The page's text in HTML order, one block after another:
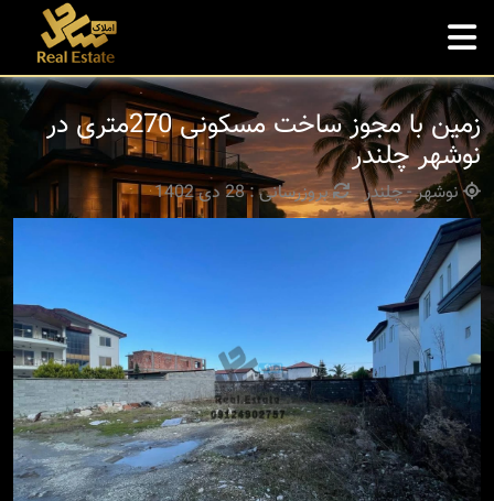
زمین با مجوز ساخت مسکونی 270متری در
نوشهر چلندر
نوشهر - چلندر بروزرسانی : 28 دی 1402